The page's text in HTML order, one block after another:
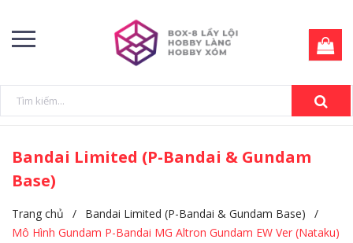
Bandai Limited (P-Bandai & Gundam
Base)
Trang chủ / Bandai Limited (P-Bandai & Gundam Base)
/
Mô Hình Gundam P-Bandai MG Altron Gundam EW Ver (Nataku)